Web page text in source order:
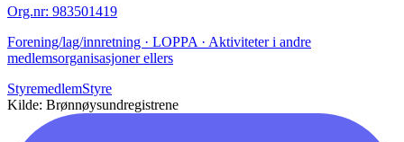
Org.nr: 983501419
Forening/lag/innretning · LOPPA · Aktiviteter i andre
medlemsorganisasjoner ellers
StyremedlemStyre
Kilde: Brønnøysundregistrene